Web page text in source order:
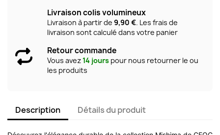
Livraison colis volumineux
Livraison à partir de 9,90 €. Les frais de
livraison sont calculé dans votre panier
Retour commande
Vous avez14 jours pour nous retourner le ou
les produits
Description Détails du produit